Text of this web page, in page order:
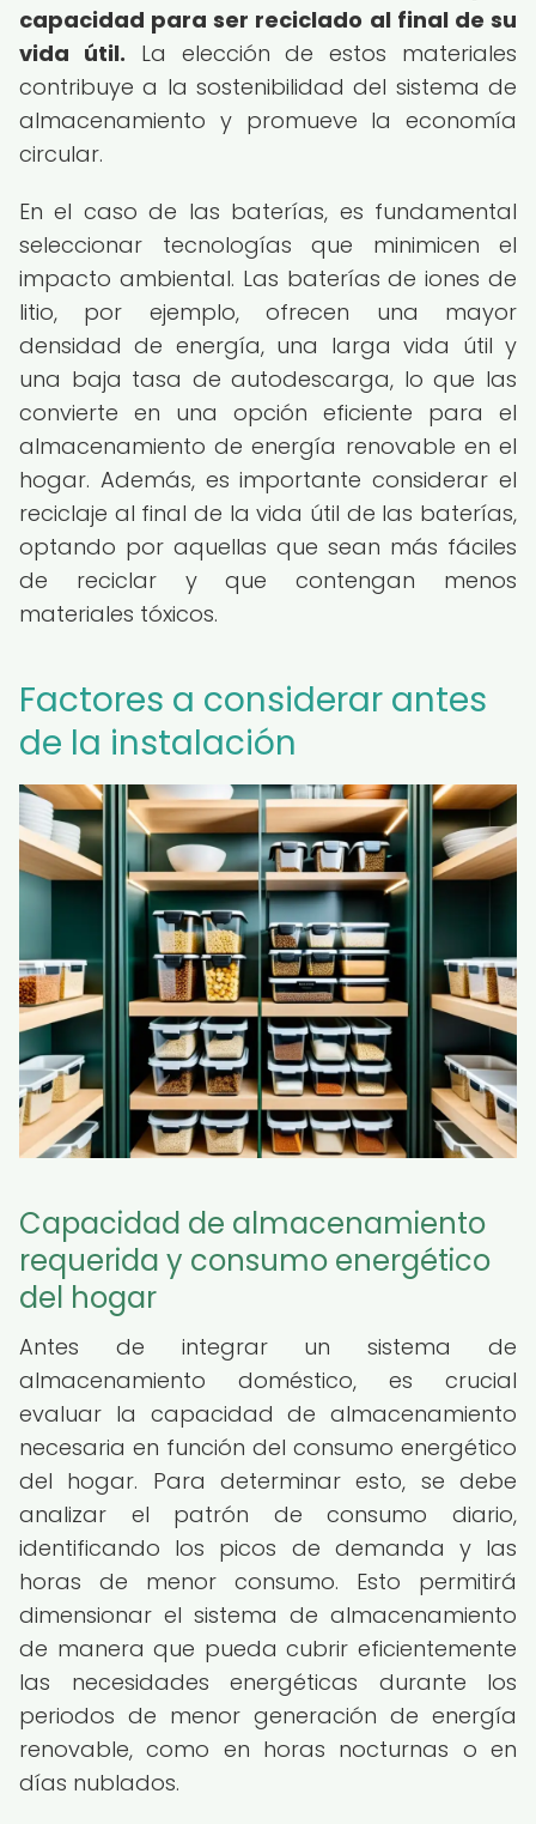
capacidad para ser reciclado al final de su
vida útil. La elección de estos materiales
contribuye a la sostenibilidad del sistema de
almacenamiento y promueve la economía
circular.
En el caso de las baterías, es fundamental
seleccionar tecnologías que minimicen el
impacto ambiental. Las baterías de iones de
litio, por ejemplo, ofrecen una mayor
densidad de energía, una larga vida útil y
una baja tasa de autodescarga, lo que las
convierte en una opción eficiente para el
almacenamiento de energía renovable en el
hogar. Además, es importante considerar el
reciclaje al final de la vida útil de las baterías,
optando por aquellas que sean más fáciles
de reciclar y que contengan menos
materiales tóxicos.
Factores a considerar antes
de la instalación
Capacidad de almacenamiento
requerida y consumo energético
del hogar
Antes de integrar un sistema de
almacenamiento doméstico, es crucial
evaluar la capacidad de almacenamiento
necesaria en función del consumo energético
del hogar. Para determinar esto, se debe
analizar el patrón de consumo diario,
identificando los picos de demanda y las
horas de menor consumo. Esto permitirá
dimensionar el sistema de almacenamiento
de manera que pueda cubrir eficientemente
las necesidades energéticas durante los
periodos de menor generación de energía
renovable, como en horas nocturnas o en
días nublados.